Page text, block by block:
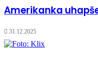
Amerikanka
31.12.2025